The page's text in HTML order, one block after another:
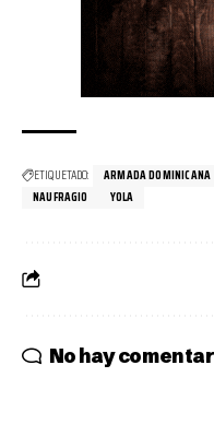
ETIQUETADO: ARMADA DOMINICANA
NAUFRAGIO
YOLA
No hay